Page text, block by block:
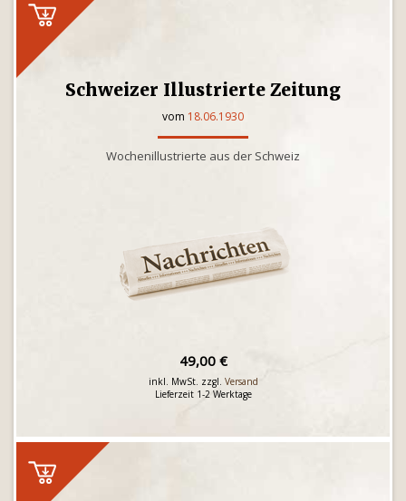
Schweizer Illustrierte Zeitung
vom 18.06.1930
Wochenillustrierte aus der Schweiz
49,00 €
inkl. MwSt. zzgl. Versand
Lieferzeit 1-2 Werktage